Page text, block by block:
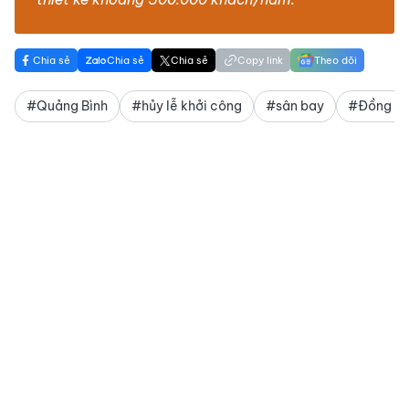
Chia sẻ Chia sẻ Chia sẻ Copy link Theo dõi
#Quảng Bình #hủy lễ khởi công #sân bay #Đồng